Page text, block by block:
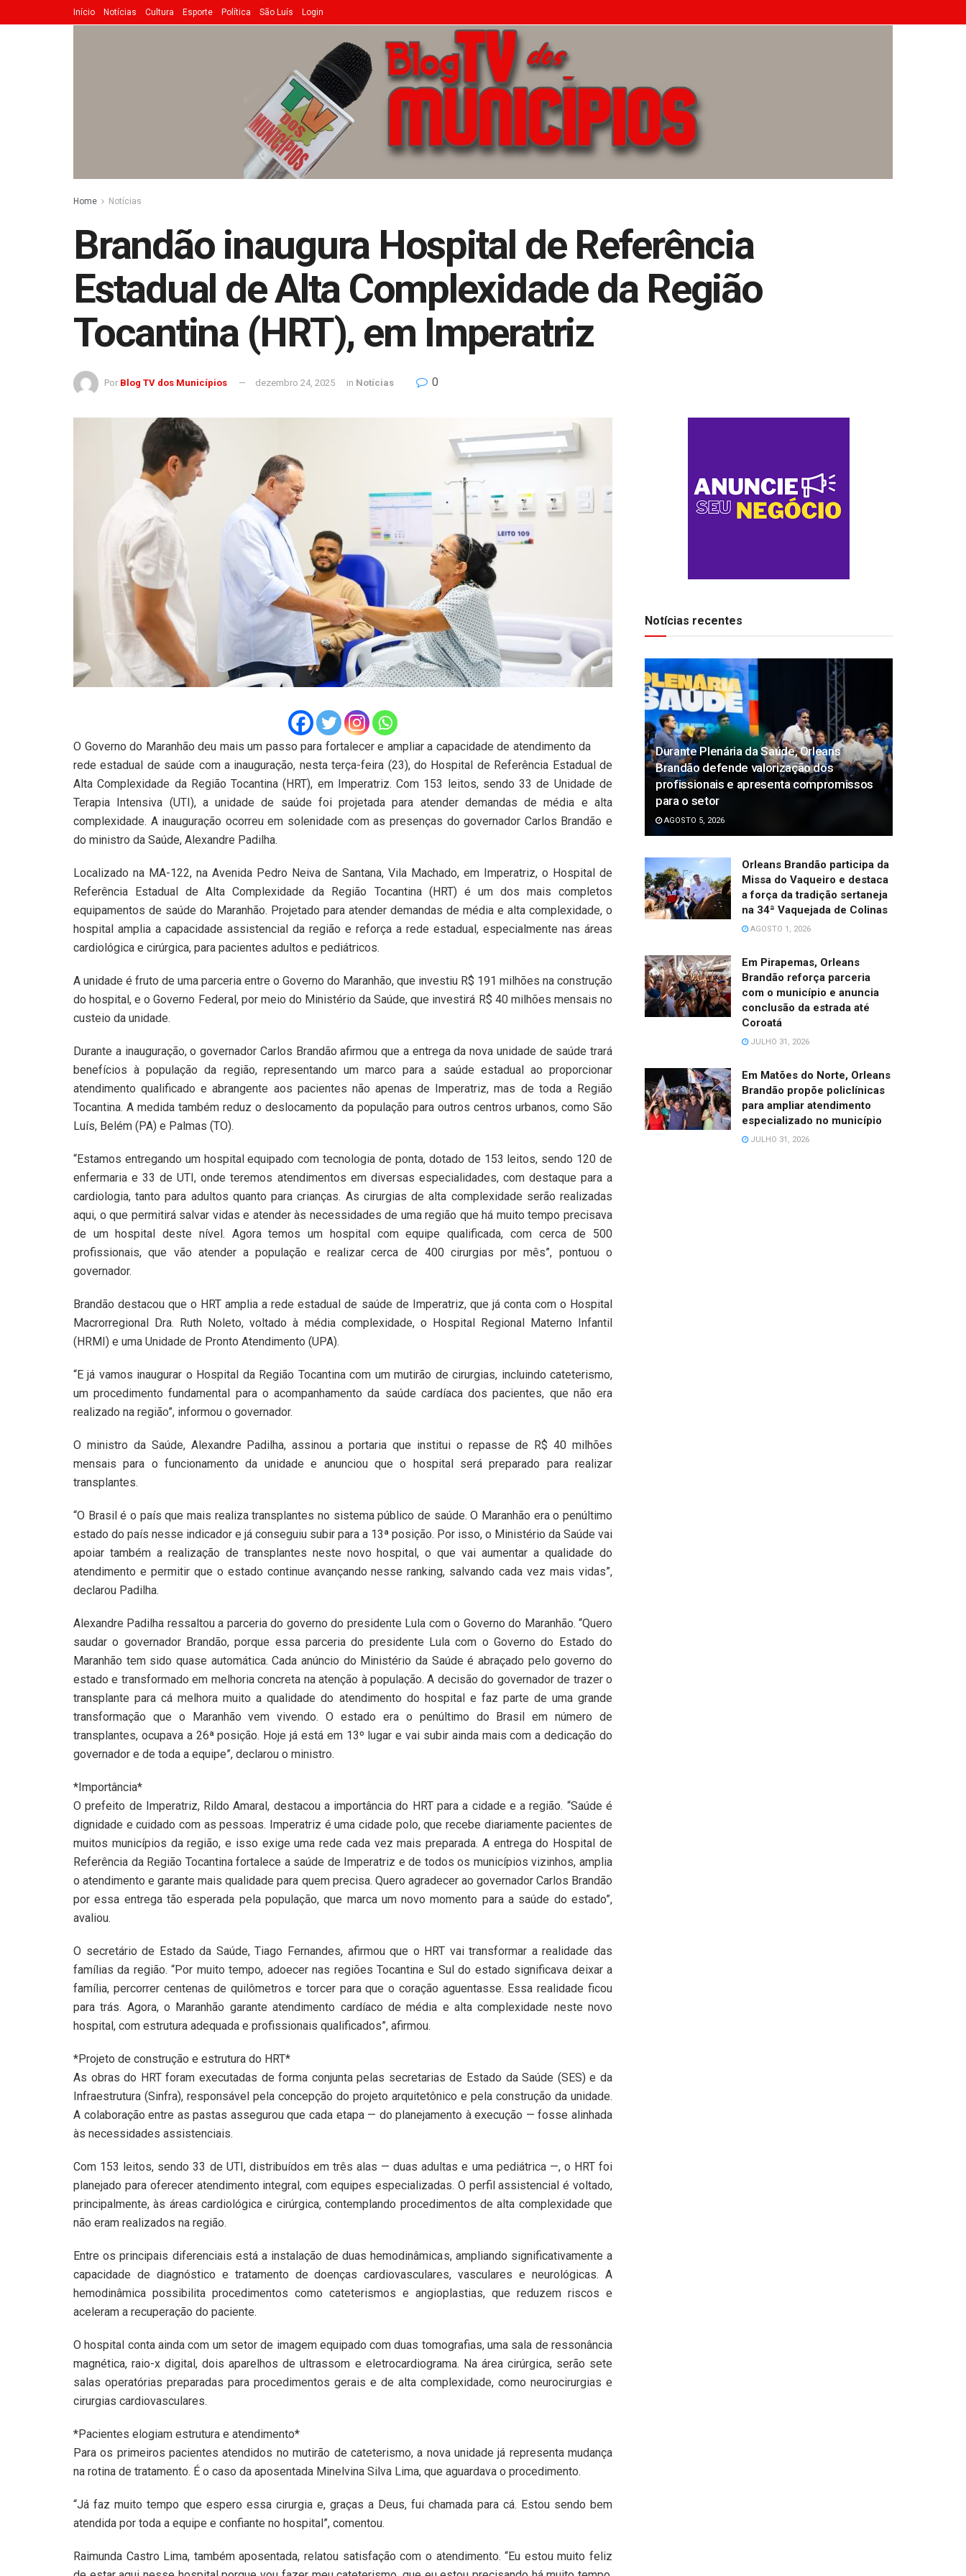
Início Notícias Cultura Esporte Política São Luís Login
Home Notícias
Brandão inaugura Hospital de Referência
Estadual de Alta Complexidade da Região
Tocantina (HRT), em Imperatriz
Por Blog TV dos Municípios dezembro 24, 2025 in Notícias 0
O Governo do Maranhão deu mais um passo para fortalecer e ampliar a capacidade de atendimento da
rede estadual de saúde com a inauguração, nesta terça-feira (23), do Hospital de Referência Estadual de
Alta Complexidade da Região Tocantina (HRT), em Imperatriz. Com 153 leitos, sendo 33 de Unidade de
Terapia Intensiva (UTI), a unidade de saúde foi projetada para atender demandas de média e alta
complexidade. A inauguração ocorreu em solenidade com as presenças do governador Carlos Brandão e
do ministro da Saúde, Alexandre Padilha.
Localizado na MA-122, na Avenida Pedro Neiva de Santana, Vila Machado, em Imperatriz, o Hospital de
Referência Estadual de Alta Complexidade da Região Tocantina (HRT) é um dos mais completos
equipamentos de saúde do Maranhão. Projetado para atender demandas de média e alta complexidade, o
hospital amplia a capacidade assistencial da região e reforça a rede estadual, especialmente nas áreas
cardiológica e cirúrgica, para pacientes adultos e pediátricos.
A unidade é fruto de uma parceria entre o Governo do Maranhão, que investiu R$ 191 milhões na construção
do hospital, e o Governo Federal, por meio do Ministério da Saúde, que investirá R$ 40 milhões mensais no
custeio da unidade.
Durante a inauguração, o governador Carlos Brandão afirmou que a entrega da nova unidade de saúde trará
benefícios à população da região, representando um marco para a saúde estadual ao proporcionar
atendimento qualificado e abrangente aos pacientes não apenas de Imperatriz, mas de toda a Região
Tocantina. A medida também reduz o deslocamento da população para outros centros urbanos, como São
Luís, Belém (PA) e Palmas (TO).
“Estamos entregando um hospital equipado com tecnologia de ponta, dotado de 153 leitos, sendo 120 de
enfermaria e 33 de UTI, onde teremos atendimentos em diversas especialidades, com destaque para a
cardiologia, tanto para adultos quanto para crianças. As cirurgias de alta complexidade serão realizadas
aqui, o que permitirá salvar vidas e atender às necessidades de uma região que há muito tempo precisava
de um hospital deste nível. Agora temos um hospital com equipe qualificada, com cerca de 500
profissionais, que vão atender a população e realizar cerca de 400 cirurgias por mês”, pontuou o
governador.
Brandão destacou que o HRT amplia a rede estadual de saúde de Imperatriz, que já conta com o Hospital
Macrorregional Dra. Ruth Noleto, voltado à média complexidade, o Hospital Regional Materno Infantil
(HRMI) e uma Unidade de Pronto Atendimento (UPA).
“E já vamos inaugurar o Hospital da Região Tocantina com um mutirão de cirurgias, incluindo cateterismo,
um procedimento fundamental para o acompanhamento da saúde cardíaca dos pacientes, que não era
realizado na região”, informou o governador.
O ministro da Saúde, Alexandre Padilha, assinou a portaria que institui o repasse de R$ 40 milhões
mensais para o funcionamento da unidade e anunciou que o hospital será preparado para realizar
transplantes.
“O Brasil é o país que mais realiza transplantes no sistema público de saúde. O Maranhão era o penúltimo
estado do país nesse indicador e já conseguiu subir para a 13ª posição. Por isso, o Ministério da Saúde vai
apoiar também a realização de transplantes neste novo hospital, o que vai aumentar a qualidade do
atendimento e permitir que o estado continue avançando nesse ranking, salvando cada vez mais vidas”,
declarou Padilha.
Alexandre Padilha ressaltou a parceria do governo do presidente Lula com o Governo do Maranhão. “Quero
saudar o governador Brandão, porque essa parceria do presidente Lula com o Governo do Estado do
Maranhão tem sido quase automática. Cada anúncio do Ministério da Saúde é abraçado pelo governo do
estado e transformado em melhoria concreta na atenção à população. A decisão do governador de trazer o
transplante para cá melhora muito a qualidade do atendimento do hospital e faz parte de uma grande
transformação que o Maranhão vem vivendo. O estado era o penúltimo do Brasil em número de
transplantes, ocupava a 26ª posição. Hoje já está em 13º lugar e vai subir ainda mais com a dedicação do
governador e de toda a equipe”, declarou o ministro.
*Importância*
O prefeito de Imperatriz, Rildo Amaral, destacou a importância do HRT para a cidade e a região. “Saúde é
dignidade e cuidado com as pessoas. Imperatriz é uma cidade polo, que recebe diariamente pacientes de
muitos municípios da região, e isso exige uma rede cada vez mais preparada. A entrega do Hospital de
Referência da Região Tocantina fortalece a saúde de Imperatriz e de todos os municípios vizinhos, amplia
o atendimento e garante mais qualidade para quem precisa. Quero agradecer ao governador Carlos Brandão
por essa entrega tão esperada pela população, que marca um novo momento para a saúde do estado”,
avaliou.
O secretário de Estado da Saúde, Tiago Fernandes, afirmou que o HRT vai transformar a realidade das
famílias da região. “Por muito tempo, adoecer nas regiões Tocantina e Sul do estado significava deixar a
família, percorrer centenas de quilômetros e torcer para que o coração aguentasse. Essa realidade ficou
para trás. Agora, o Maranhão garante atendimento cardíaco de média e alta complexidade neste novo
hospital, com estrutura adequada e profissionais qualificados”, afirmou.
*Projeto de construção e estrutura do HRT*
As obras do HRT foram executadas de forma conjunta pelas secretarias de Estado da Saúde (SES) e da
Infraestrutura (Sinfra), responsável pela concepção do projeto arquitetônico e pela construção da unidade.
A colaboração entre as pastas assegurou que cada etapa — do planejamento à execução — fosse alinhada
às necessidades assistenciais.
Com 153 leitos, sendo 33 de UTI, distribuídos em três alas — duas adultas e uma pediátrica —, o HRT foi
planejado para oferecer atendimento integral, com equipes especializadas. O perfil assistencial é voltado,
principalmente, às áreas cardiológica e cirúrgica, contemplando procedimentos de alta complexidade que
não eram realizados na região.
Entre os principais diferenciais está a instalação de duas hemodinâmicas, ampliando significativamente a
capacidade de diagnóstico e tratamento de doenças cardiovasculares, vasculares e neurológicas. A
hemodinâmica possibilita procedimentos como cateterismos e angioplastias, que reduzem riscos e
aceleram a recuperação do paciente.
O hospital conta ainda com um setor de imagem equipado com duas tomografias, uma sala de ressonância
magnética, raio-x digital, dois aparelhos de ultrassom e eletrocardiograma. Na área cirúrgica, serão sete
salas operatórias preparadas para procedimentos gerais e de alta complexidade, como neurocirurgias e
cirurgias cardiovasculares.
*Pacientes elogiam estrutura e atendimento*
Para os primeiros pacientes atendidos no mutirão de cateterismo, a nova unidade já representa mudança
na rotina de tratamento. É o caso da aposentada Minelvina Silva Lima, que aguardava o procedimento.
“Já faz muito tempo que espero essa cirurgia e, graças a Deus, fui chamada para cá. Estou sendo bem
atendida por toda a equipe e confiante no hospital”, comentou.
Raimunda Castro Lima, também aposentada, relatou satisfação com o atendimento. “Eu estou muito feliz
Notícias recentes
Durante Plenária da Saúde, Orleans
Brandão defende valorização dos
profissionais e apresenta compromissos
para o setor
AGOSTO 5, 2026
Orleans Brandão participa da
Missa do Vaqueiro e destaca
a força da tradição sertaneja
na 34ª Vaquejada de Colinas
AGOSTO 1, 2026
Em Pirapemas, Orleans
Brandão reforça parceria
com o município e anuncia
conclusão da estrada até
Coroatá
JULHO 31, 2026
Em Matões do Norte, Orleans
Brandão propõe policlínicas
para ampliar atendimento
especializado no município
JULHO 31, 2026